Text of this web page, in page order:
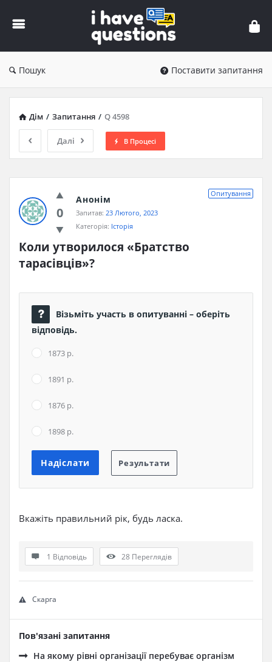
iHaveQuestions
Пошук Поставити запитання
Дім / Запитання / Q 4598
Далі В Процесі
0
Опитування
Анонім
Запитав: 23 Лютого, 2023
Категорія: Історія
Коли утворилося «Братство
тарасівців»?
Візьміть участь в опитуванні – оберіть
відповідь.
1873 р.
1891 р.
1876 р.
1898 р.
Вкажіть правильний рік, будь ласка.
1 Відповідь 28 Переглядів
Скарга
Пов'язані запитання
На якому рівні організації перебуває організм